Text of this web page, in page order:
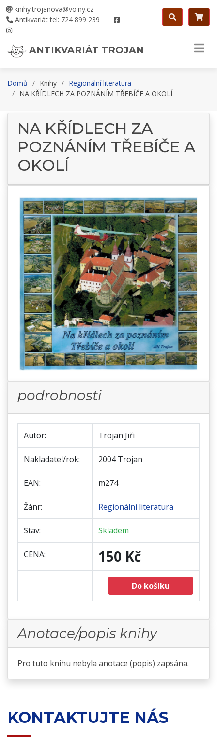
knihy.trojanova@volny.cz
Antikvariát tel: 724 899 239
ANTIKVARIÁT TROJAN
Domů Knihy
Regionální literatura
NA KŘÍDLECH ZA POZNÁNÍM TŘEBÍČE A OKOLÍ
NA KŘÍDLECH ZA
POZNÁNÍM TŘEBÍČE A
OKOLÍ
podrobnosti
Autor: Trojan Jiří
Nakladatel/rok: 2004 Trojan
EAN: m274
Žánr: Regionální literatura
Stav: Skladem
CENA: 150 Kč
Do košíku
Anotace/popis knihy
Pro tuto knihu nebyla anotace (popis) zapsána.
KONTAKTUJTE NÁS